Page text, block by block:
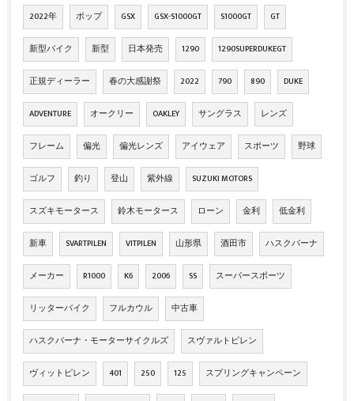
2022年 ポップ GSX GSX-S1000GT S1000GT GT
新型バイク 新型 日本発売 1290 1290SUPERDUKEGT
正規ディーラー 春の大感謝祭 2022 790 890 DUKE
ADVENTURE オークリー OAKLEY サングラス レンズ
フレーム 偏光 偏光レンズ アイウェア スポーツ 野球
ゴルフ 釣り 登山 紫外線 SUZUKI MOTORS
スズキモータース 鈴木モータース ローン 金利 低金利
新車 SVARTPILEN VITPILEN 山形県 酒田市 ハスクバーナ
メーカー R1000 K6 2006 SS スーパースポーツ
リッターバイク フルカウル 中古車
ハスクバーナ・モーターサイクルズ スヴァルトピレン
ヴィットピレン 401 250 125 スプリングキャンペーン